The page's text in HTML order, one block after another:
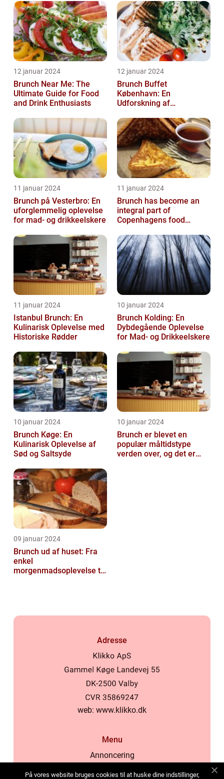
12 januar 2024
Brunch Near Me: The
Ultimate Guide for Food
and Drink Enthusiasts
12 januar 2024
Brunch Buffet
København: En
Udforskning af
11 januar 2024
Brunch på Vesterbro: En
uforglemmelig oplevelse
for mad- og drikkeelskere
11 januar 2024
Brunch has become an
integral part of
Copenhagens food
restaurants and cafes ...
11 januar 2024
Istanbul Brunch: En
Kulinarisk Oplevelse med
Historiske Rødder
10 januar 2024
Brunch Kolding: En
Dybdegående Oplevelse
for Mad- og Drikkeelskere
10 januar 2024
Brunch Køge: En
Kulinarisk Oplevelse af
Sød og Saltsyde
10 januar 2024
Brunch er blevet en
populær måltidstype
verden over, og det er
09 januar 2024
Brunch ud af huset: Fra
enkel
morgenmadsoplevelse til
Adresse
web: www.klikko.dk
Menu
Annoncering
På vores website bruges cookies til at huske dine indstillinger,